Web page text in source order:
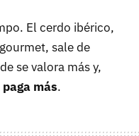
El cerdo ibérico,
sale de
se valora más y,
más.